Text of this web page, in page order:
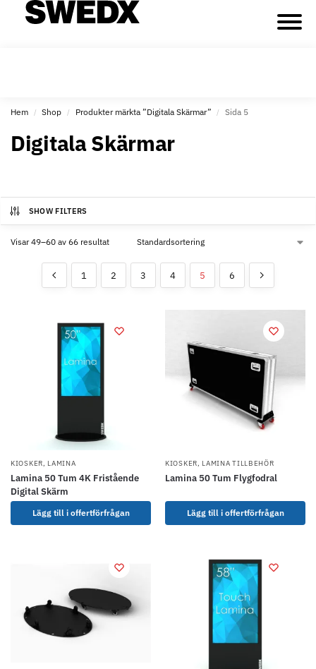
Hem / Shop / Produkter märkta ”Digitala Skärmar” / Sida 5
Digitala Skärmar
SHOW FILTERS
Visar 49–60 av 66 resultat
1 2 3 4 5 6
KIOSKER, LAMINA
Lamina 50 Tum 4K Fristående
Digital Skärm
Lägg till i offertförfrågan
KIOSKER, LAMINA TILLBEHÖR
Lamina 50 Tum Flygfodral
Lägg till i offertförfrågan